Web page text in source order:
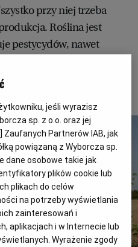
przy niej trzeba
Roślina jest
pestycydów, nawet
Fasola wymusza
jeśli wyrazisz
sp. z o.o. oraz jej
] Zaufanych Partnerów IAB, jak
powiązaną z Wyborcza sp.
dane osobowe takie jak
plików cookie lub
plikach do celów
na potrzeby wyświetlania
zainteresowań i
aplikacjach i w Internecie lub
Wyrażenie zgody